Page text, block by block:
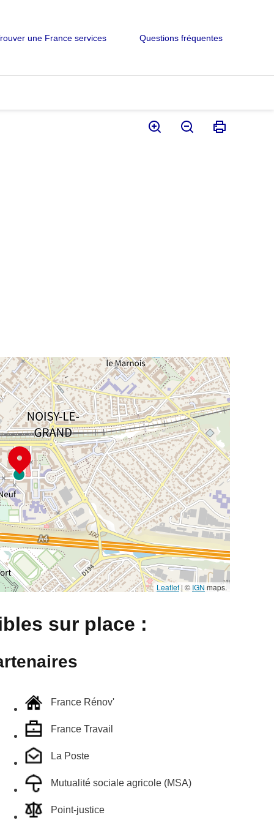
une France services Questions fréquentes
Leaflet | © IGN maps.
sur place :
France Rénov'
France Travail
La Poste
Mutualité sociale agricole (MSA)
Point-justice